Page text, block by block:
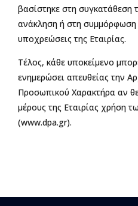
βασίστηκε στη συγκατάθεση
ανάκληση ή στη συμμόρφωση
υποχρεώσεις της Εταιρίας.
Τέλος, κάθε υποκείμενο
ενημερώσει απευθείας την
Προσωπικού Χαρακτήρα αν
μέρους της Εταιρίας χρήση
(www.dpa.gr).